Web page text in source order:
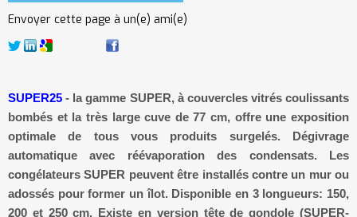
Envoyer cette page à un(e) ami(e)
SUPER25 - la gamme SUPER, à couvercles vitrés coulissants
bombés et la très large cuve de 77 cm, offre une exposition
optimale de tous vous produits surgelés. Dégivrage
automatique avec réévaporation des condensats. Les
congélateurs SUPER peuvent être installés contre un mur ou
adossés pour former un îlot. Disponible en 3 longueurs: 150,
200 et 250 cm. Existe en version tête de gondole (SUPER-